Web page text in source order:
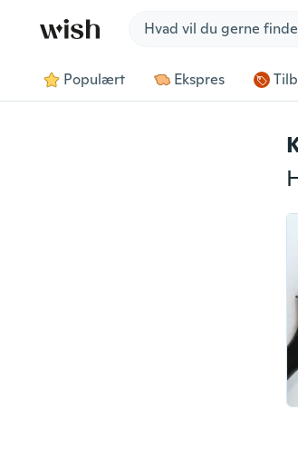
Populært Ekspres